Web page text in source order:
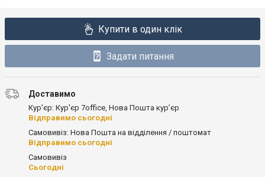
Купити в один клік
Задати питання
Доставимо
Кур'єр: Кур'єр 7office, Нова Пошта кур’єр
Відправимо сьогодні
Самовивіз: Нова Пошта на відділення / поштомат
Відправимо сьогодні
Самовивіз
Сьогодні